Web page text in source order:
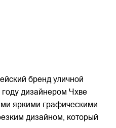
бренд уличной
дизайнером Чхве
яркими графическими
дизайном, который